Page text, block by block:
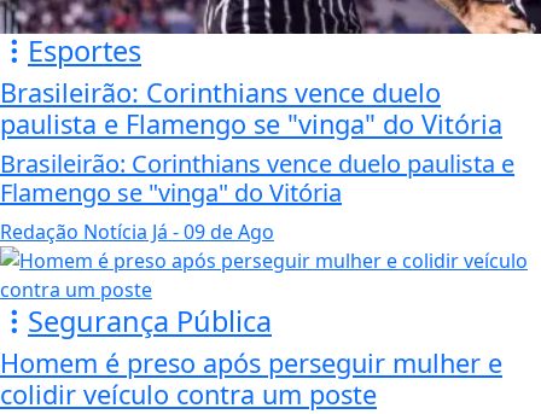
Esportes
Brasileirão: Corinthians vence duelo
paulista e Flamengo se "vinga" do Vitória
Brasileirão: Corinthians vence duelo paulista e
Flamengo se "vinga" do Vitória
Redação Notícia Já - 09 de Ago
Segurança Pública
Homem é preso após perseguir mulher e
colidir veículo contra um poste